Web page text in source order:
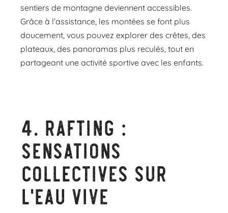
sentiers de montagne deviennent accessibles.
Grâce à l’assistance, les montées se font plus
doucement, vous pouvez explorer des crêtes, des
plateaux, des panoramas plus reculés, tout en
partageant une activité sportive avec les enfants.
4. Rafting :
sensations
collectives sur
l’eau vive